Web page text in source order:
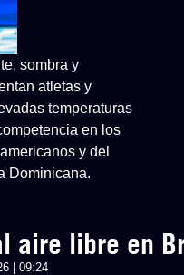
sombra y
atletas y
temperaturas
en los
y del
Dominicana.
aire libre en
| 09:24